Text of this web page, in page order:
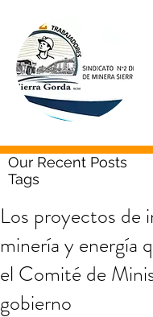
Our Recent Posts
Tags
Los proyectos de
minería y energía
el Comité de
gobierno